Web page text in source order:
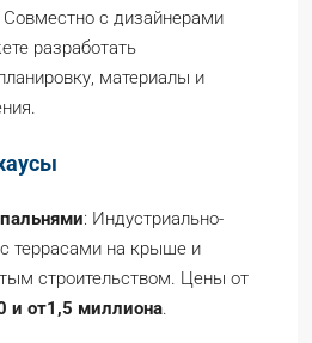
Совместно с дизайнерами
разработать
материалы и
: Индустриально-
террасами на крыше и
строительством. Цены от
и от1 ,5 миллиона